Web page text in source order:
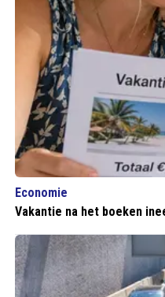
Economie
Vakantie na het boeken